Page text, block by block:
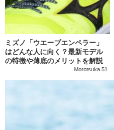
ミズノ「ウエーブエンペラー」
はどんな人に向く？最新モデル
の特徴や薄底のメリットを解説
Morotsuka 51